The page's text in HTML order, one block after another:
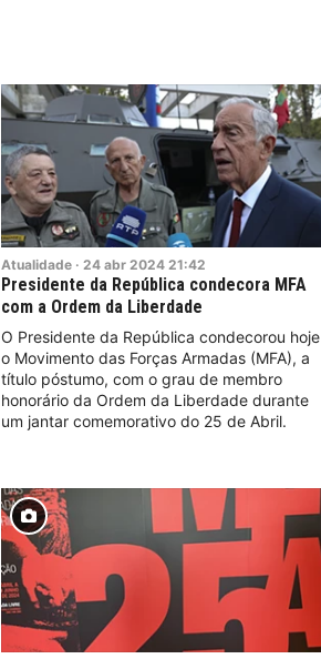
Atualidade · 24 abr 2024 21:42
Presidente da República condecora MFA
com a Ordem da Liberdade
O Presidente da República condecorou hoje
o Movimento das Forças Armadas (MFA), a
título póstumo, com o grau de membro
honorário da Ordem da Liberdade durante
um jantar comemorativo do 25 de Abril.